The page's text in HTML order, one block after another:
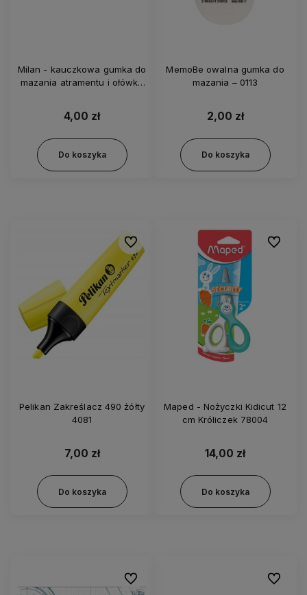
Milan - kauczkowa gumka do
mazania atramentu i ołówka
4,00 zł
Do koszyka
MemoBe owalna gumka do
mazania – 0113
2,00 zł
Do koszyka
Pelikan Zakreślacz 490 żółty
4081
7,00 zł
Do koszyka
Do ulubionych
Maped - Nożyczki Kidicut 12
cm Króliczek 78004
14,00 zł
Do koszyka
Do
Do ulubionych Do